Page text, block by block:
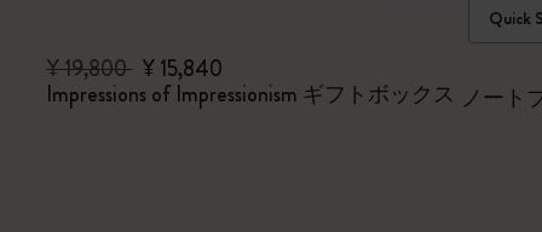
Quick
¥ 19,800 ¥ 15,840
Impressions of Impressionism ギフトボックス ノート